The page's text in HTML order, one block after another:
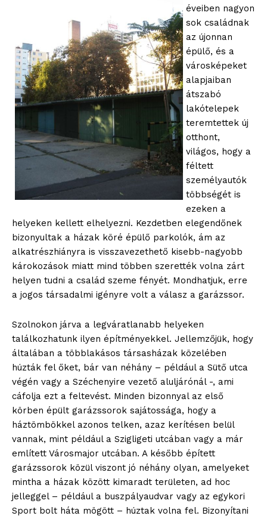
éveiben nagyon
sok családnak
az újonnan
épülő, és a
városképeket
alapjaiban
átszabó
lakótelepek
teremtettek új
otthont,
világos, hogy a
féltett
személyautók
többségét is
ezeken a
helyeken kellett elhelyezni. Kezdetben elegendőnek
bizonyultak a házak köré épülő parkolók, ám az
alkatrészhiányra is visszavezethető kisebb-nagyobb
károkozások miatt mind többen szerették volna zárt
helyen tudni a család szeme fényét. Mondhatjuk, erre
a jogos társadalmi igényre volt a válasz a garázssor.
Szolnokon járva a legváratlanabb helyeken
találkozhatunk ilyen építményekkel. Jellemzőjük, hogy
általában a többlakásos társasházak közelében
húzták fel őket, bár van néhány – például a Sütő utca
végén vagy a Széchenyire vezető aluljárónál -, ami
cáfolja ezt a feltevést. Minden bizonnyal az első
körben épült garázssorok sajátossága, hogy a
háztömbökkel azonos telken, azaz kerítésen belül
vannak, mint például a Szigligeti utcában vagy a már
említett Városmajor utcában. A később épített
garázssorok közül viszont jó néhány olyan, amelyeket
mintha a házak között kimaradt területen, ad hoc
jelleggel – például a buszpályaudvar vagy az egykori
Sport bolt háta mögött – húztak volna fel. Bizonyítani